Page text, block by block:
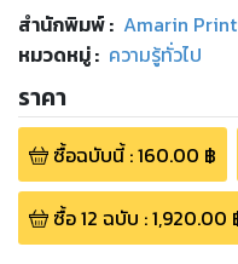
สำนักพิมพ์: Amarin
หมวดหมู่: ความรู้ทั่วไป
ราคา
ซื้อฉบับนี้:160.00 ฿
ซื้อ12 ฉบับ :1,920.00